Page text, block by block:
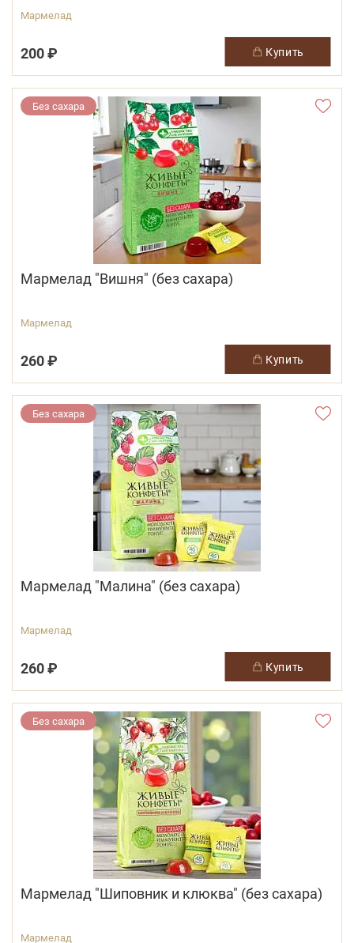
Мармелад
200 ₽ купить
Без сахара
Мармелад "Вишня" (без сахара)
Мармелад
260 ₽ купить
Без сахара
Мармелад "Малина" (без сахара)
Мармелад
260 ₽ купить
Без сахара
Мармелад "Шиповник и клюква" (без сахара)
Мармелад